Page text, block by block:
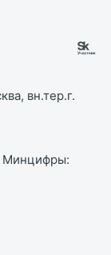
вн.тер.г.
Минцифры: